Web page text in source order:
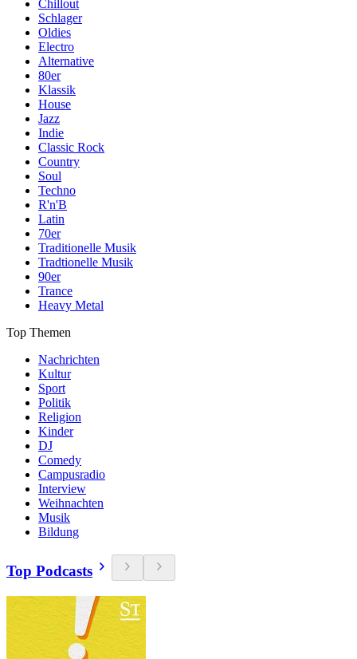
Chillout
Schlager
Oldies
Electro
Alternative
80er
Klassik
House
Jazz
Indie
Classic Rock
Country
Soul
Techno
R'n'B
Latin
70er
Traditionelle Musik
Tradtionelle Musik
90er
Trance
Heavy Metal
Top Themen
Nachrichten
Kultur
Sport
Politik
Religion
Kinder
DJ
Comedy
Campusradio
Interview
Weihnachten
Musik
Bildung
Top Podcasts